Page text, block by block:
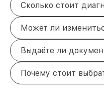
Сколько стоит
Может ли
Выдаёте ли
Почему стоит